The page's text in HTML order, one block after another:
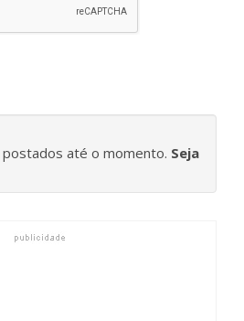
até o momento. Seja